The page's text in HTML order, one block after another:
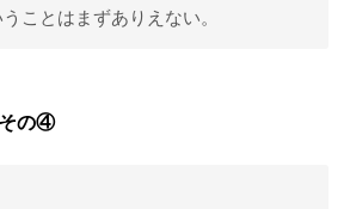
うことはまずありえない。
その④